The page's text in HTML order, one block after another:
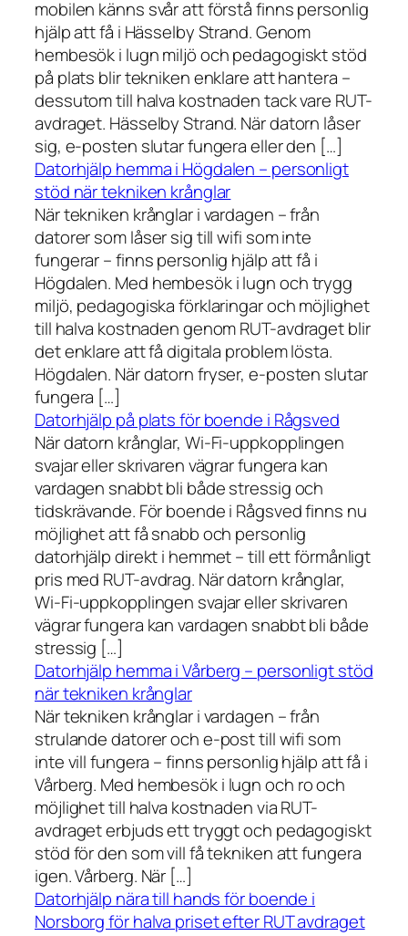
mobilen känns svår att förstå finns personlig
hjälp att få i Hässelby Strand. Genom
hembesök i lugn miljö och pedagogiskt stöd
på plats blir tekniken enklare att hantera –
dessutom till halva kostnaden tack vare RUT-
avdraget. Hässelby Strand. När datorn låser
sig, e-posten slutar fungera eller den […]
Datorhjälp hemma i Högdalen – personligt
stöd när tekniken krånglar
När tekniken krånglar i vardagen – från
datorer som låser sig till wifi som inte
fungerar – finns personlig hjälp att få i
Högdalen. Med hembesök i lugn och trygg
miljö, pedagogiska förklaringar och möjlighet
till halva kostnaden genom RUT-avdraget blir
det enklare att få digitala problem lösta.
Högdalen. När datorn fryser, e-posten slutar
fungera […]
Datorhjälp på plats för boende i Rågsved
När datorn krånglar, Wi-Fi-uppkopplingen
svajar eller skrivaren vägrar fungera kan
vardagen snabbt bli både stressig och
tidskrävande. För boende i Rågsved finns nu
möjlighet att få snabb och personlig
datorhjälp direkt i hemmet – till ett förmånligt
pris med RUT-avdrag. När datorn krånglar,
Wi-Fi-uppkopplingen svajar eller skrivaren
vägrar fungera kan vardagen snabbt bli både
stressig […]
Datorhjälp hemma i Vårberg – personligt stöd
när tekniken krånglar
När tekniken krånglar i vardagen – från
strulande datorer och e-post till wifi som
inte vill fungera – finns personlig hjälp att få i
Vårberg. Med hembesök i lugn och ro och
möjlighet till halva kostnaden via RUT-
avdraget erbjuds ett tryggt och pedagogiskt
stöd för den som vill få tekniken att fungera
igen. Vårberg. När […]
Datorhjälp nära till hands för boende i
Norsborg för halva priset efter RUT avdraget